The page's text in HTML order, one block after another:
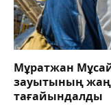
Мұратжан
зауытының
тағайындалды